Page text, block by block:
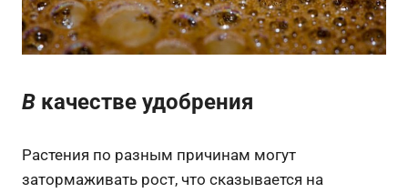
В качестве удобрения
Растения по разным причинам могут
затормаживать рост, что сказывается на